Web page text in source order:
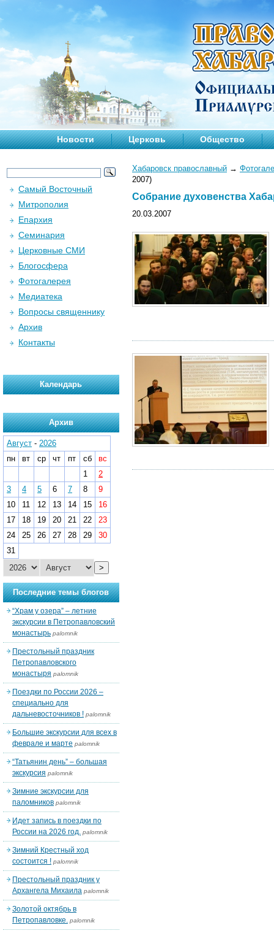
Новости Церковь Общество
Хабаровск православный →
2007)
Cобрание духовенства
20.03.2007
Самый Восточный
Митрополия
Епархия
Семинария
Церковные СМИ
Блогосфера
Фотогалерея
Медиатека
Вопросы священнику
Архив
Контакты
Календарь
Архив
Август - 2026
пн
вт ср чт пт сб
вс
1
2
3
4 5 6 7 8
9
10
11 12 13 14 15
16
17
18 19 20 21 22
23
24
25 26 27 28 29
30
31
>
Последние темы блогов
“Храм у озера” – летние
экскурсии в Петропавловский
монастырь palomnik
Престольный праздник
Петропавловского
монастыря palomnik
Поездки по России 2026 –
специально для
дальневосточников ! palomnik
Большие экскурсии для всех в
феврале и марте palomnik
“Татьянин день” – большая
экскурсия palomnik
Зимние экскурсии для
паломников palomnik
Идет запись в поездки по
России на 2026 год. palomnik
Зимний Крестный ход
состоится ! palomnik
Престольный праздник у
Архангела Михаила palomnik
Золотой октябрь в
Петропавловке. palomnik